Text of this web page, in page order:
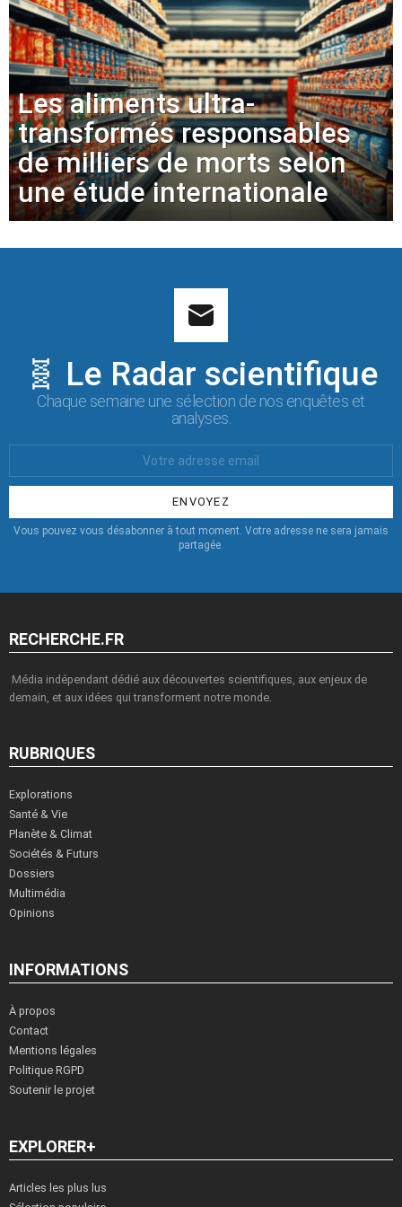
Les aliments ultra-
transformés responsables
de milliers de morts selon
une étude internationale
🧬 Le Radar scientifique
Chaque semaine une sélection de nos enquêtes et
analyses.
:
Vous pouvez vous désabonner à tout moment. Votre adresse ne sera jamais
partagée.
RECHERCHE.FR
Média indépendant dédié aux découvertes scientifiques, aux enjeux de
demain, et aux idées qui transforment notre monde.
RUBRIQUES
Explorations
Santé & Vie
Planète & Climat
Sociétés & Futurs
Dossiers
Multimédia
Opinions
INFORMATIONS
À propos
Contact
Mentions légales
Politique RGPD
Soutenir le projet
EXPLORER+
Articles les plus lus